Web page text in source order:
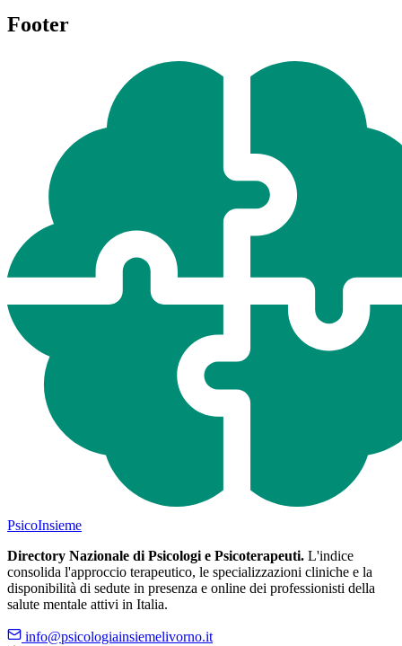
Footer
PsicoInsieme
Directory Nazionale di Psicologi e Psicoterapeuti. L'indice
consolida l'approccio terapeutico, le specializzazioni cliniche e la
disponibilità di sedute in presenza e online dei professionisti della
salute mentale attivi in Italia.
info@psicologiainsiemelivorno.it